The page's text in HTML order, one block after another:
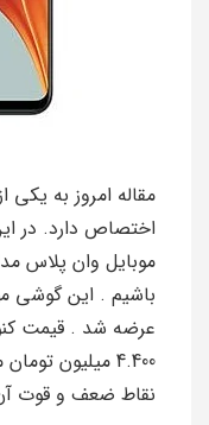
مقاله امروز به یکی
اختصاص دارد. در
عرضه شد . قیمت
4.400 میلیون
نقاط ضعف و قوت